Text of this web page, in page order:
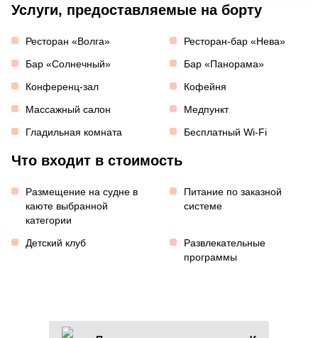
Услуги, предоставляемые на борту
Ресторан «Волга»
Ресторан-бар «Нева»
Бар «Солнечный»
Бар «Панорама»
Конференц-зал
Кофейня
Массажный салон
Медпункт
Гладильная комната
Бесплатный Wi-Fi
Что входит в стоимость
Размещение на судне в
каюте выбранной
категории
Питание по заказной
системе
Детский клуб
Развлекательные
программы